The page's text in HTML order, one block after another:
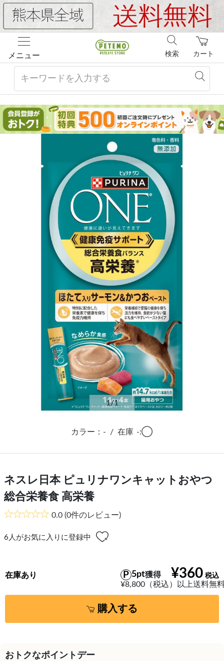
メニュー カート
検索
1/1
カラー：- / 在庫 -:◯
ネスレ日本 ピュリナワンキャットおやつ
総合栄養食 高栄養
0.0 (0件のレビュー)
6 人がお気に入りに登録中
¥360
5pt獲得
¥8,800（税込）以上送料無
在庫あり
購入する
おトクなポイントデー